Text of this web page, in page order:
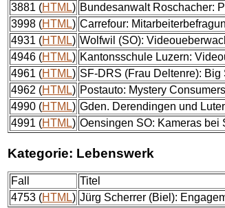
3881 (HTML) Bundesanwalt Roschacher:
3998 (HTML) Carrefour:
4931 (HTML) Wolfwil (SO):
4946 (HTML) Kantonsschule Luzern:
4961 (HTML) SF-DRS (Frau Deltenre): Big
4962 (HTML) Postauto: Mystery Consumers
4990 (HTML) Gden. Derendingen und
4991 (HTML) Oensingen SO: Kameras bei
Kategorie: Lebenswerk
Fall
Titel
4753 (HTML) Jürg Scherrer (Biel):